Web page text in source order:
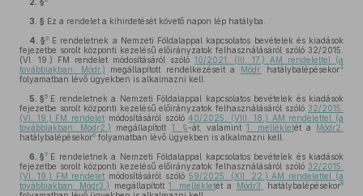
3. § Ez a rendelet a kihirdetését követő napon lép hatályba.
4. §3 E rendeletnek a Nemzeti Földalappal kapcsolatos bevételek és kiadások
fejezetbe sorolt központi kezelésű előirányzatok felhasználásáról szóló 32/2015.
(VI. 19.) FM rendelet módosításáról szóló 10/2021. (III. 17.) AM rendelettel (a
továbbiakban: Módr.) megállapított rendelkezéseit a Módr. hatálybalépésekor4
folyamatban lévő ügyekben is alkalmazni kell.
5. §5 E rendeletnek a Nemzeti Földalappal kapcsolatos bevételek és kiadások
fejezetbe sorolt központi kezelésű előirányzatok felhasználásáról szóló 32/2015.
(VI. 19.) FM rendelet módosításáról szóló40/2025. (VIII. 18.) AM rendelettel (a
továbbiakban: Módr2.)
megállapított 1. §-át, valamint1. mellékletét a Módr2.
hatálybalépésekor6 folyamatban lévő ügyekben is alkalmazni kell.
6. §7 E rendeletnek a Nemzeti Földalappal kapcsolatos bevételek és kiadások
fejezetbe sorolt központi kezelésű előirányzatok felhasználásáról szóló 32/2015.
(VI. 19.) FM rendelet módosításáról szóló 59/2025. (XII. 22.) AM rendelettel (a
továbbiakban: Módr3.)
megállapított1. mellékletét a Módr3. hatálybalépésekor8